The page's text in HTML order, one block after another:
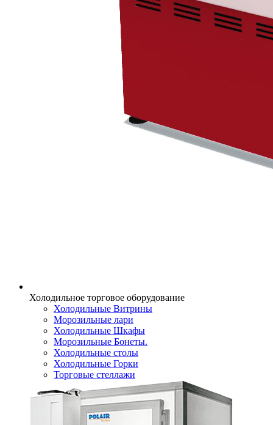
Холодильное торговое оборудование
Холодильные Витрины
Морозильные лари
Холодильные Шкафы
Морозильные Бонеты.
Холодильные столы
Холодильные Горки
Торговые стеллажи